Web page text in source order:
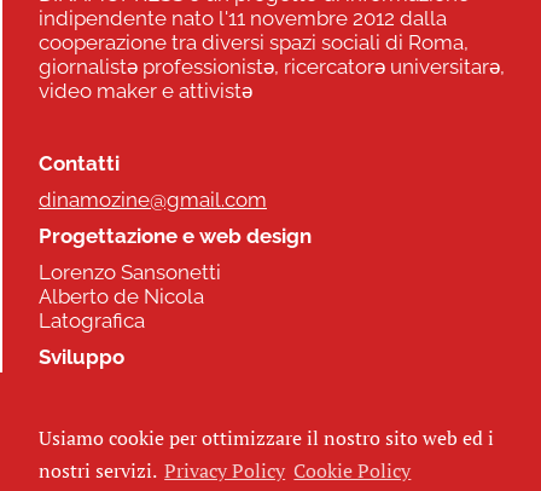
indipendente nato l'11 novembre 2012 dalla
cooperazione tra diversi spazi sociali di Roma,
giornalistə professionistə, ricercatorə universitarə,
video maker e attivistə
Contatti
dinamozine@gmail.com
Progettazione e web design
Lorenzo Sansonetti
Alberto de Nicola
Latografica
Sviluppo
Seguici
Usiamo cookie per ottimizzare il nostro sito web ed i
nostri servizi. Privacy Policy Cookie Policy